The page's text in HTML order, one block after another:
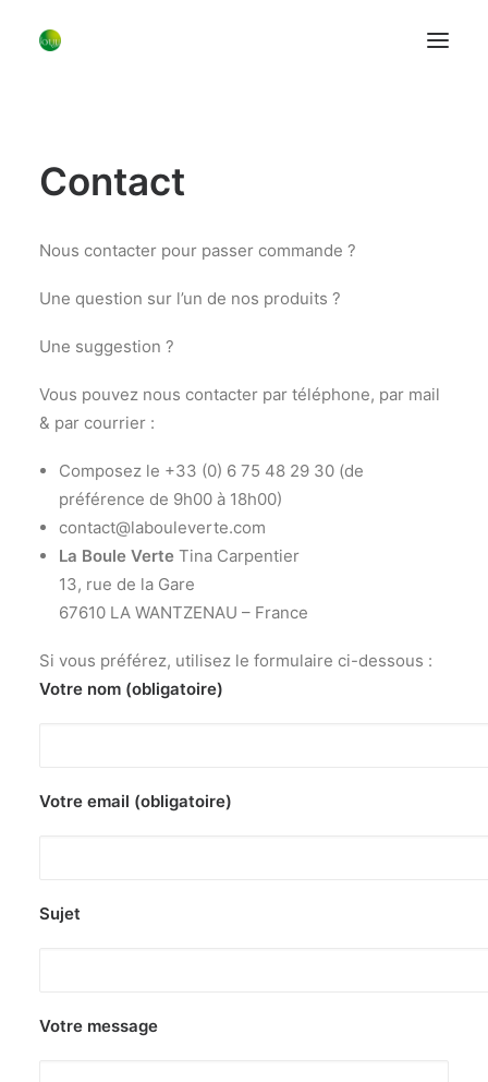
Les Bougeoirs
Fils faits main
Blog
Bio
Contact
Recherche
Contact
Nous contacter pour passer commande ?
Une question sur l’un de nos produits ?
Une suggestion ?
Vous pouvez nous contacter par téléphone, par mail
& par courrier :
Composez le +33 (0) 6 75 48 29 30 (de
préférence de 9h00 à 18h00)
contact@labouleverte.com
La Boule Verte Tina Carpentier
13, rue de la Gare
67610 LA WANTZENAU – France
Si vous préférez, utilisez le formulaire ci-dessous :
Votre nom (obligatoire)
Votre email (obligatoire)
Sujet
Votre message